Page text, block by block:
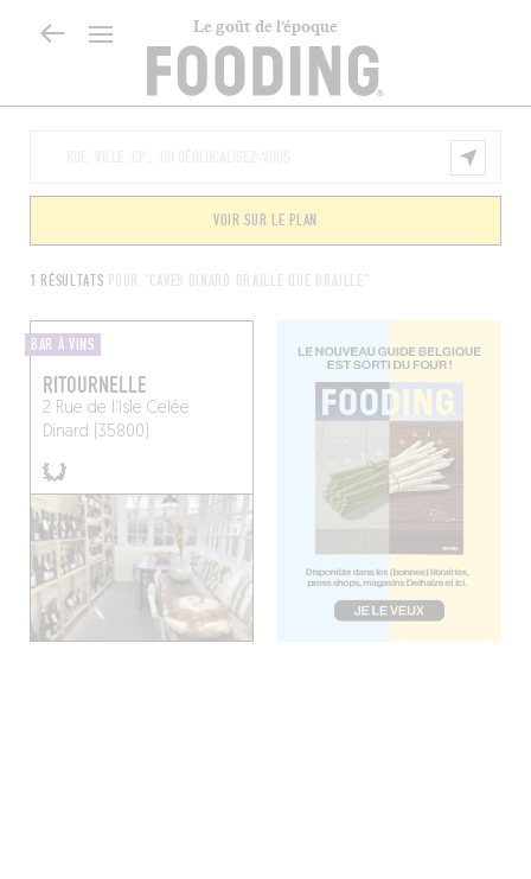
Le goût de l’époque
1 RÉSULTATS POUR "CAVES DINARD GRAILLE QUE GRAILLE"
VOIR SUR LE PLAN
BAR À VINS
RITOURNELLE
2 Rue de l'Isle Celée
Dinard (35800)